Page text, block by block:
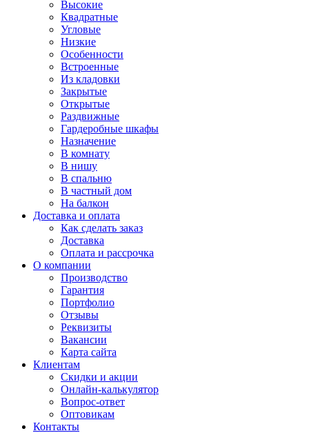
Высокие
Квадратные
Угловые
Низкие
Особенности
Встроенные
Из кладовки
Закрытые
Открытые
Раздвижные
Гардеробные шкафы
Назначение
В комнату
В нишу
В спальню
В частный дом
На балкон
Доставка и оплата
Как сделать заказ
Доставка
Оплата и рассрочка
О компании
Производство
Гарантия
Портфолио
Отзывы
Реквизиты
Вакансии
Карта сайта
Клиентам
Скидки и акции
Онлайн-калькулятор
Вопрос-ответ
Оптовикам
Контакты